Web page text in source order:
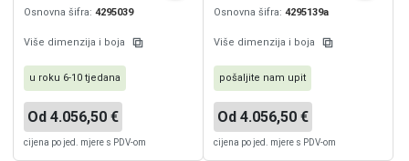
Osnovna šifra: 4295039
Više dimenzija i boja
u roku 6-10 tjedana
Od 4.056,50 €
cijena po jed. mjere s PDV-om
Osnovna šifra: 4295139a
Više dimenzija i boja
pošaljite nam upit
Od 4.056,50 €
cijena po jed. mjere s PDV-om